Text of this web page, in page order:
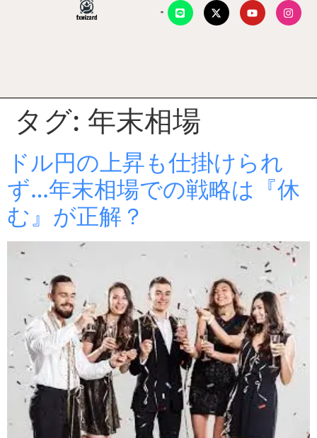
タグ: 年末相場
ドル円の上昇も仕掛けられ
ず…年末相場での戦略は『休
む』が正解？